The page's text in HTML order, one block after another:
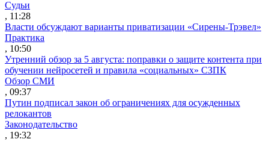
Судьи
, 11:28
Власти обсуждают варианты приватизации «Сирены-Трэвел»
Практика
, 10:50
Утренний обзор за 5 августа: поправки о защите контента при
обучении нейросетей и правила «социальных» СЗПК
Обзор СМИ
, 09:37
Путин подписал закон об ограничениях для осужденных
релокантов
Законодательство
, 19:32